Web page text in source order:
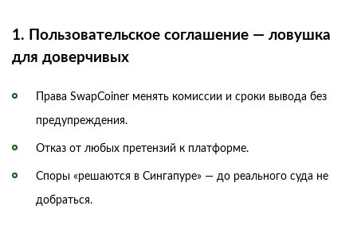
1. Пользовательское соглашение — ловушка
для доверчивых
Права SwapCoiner менять комиссии и сроки вывода без
предупреждения.
Отказ от любых претензий к платформе.
Споры «решаются в Сингапуре» — до реального суда не
добраться.